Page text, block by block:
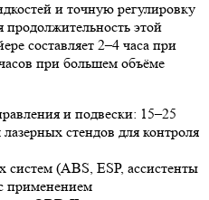
и точную регулировку
этой
составляет 2–4 часа при
при большем объёме
и подвески: 15–25
стендов для контроля
систем (ABS, ESP, ассистенты
применением